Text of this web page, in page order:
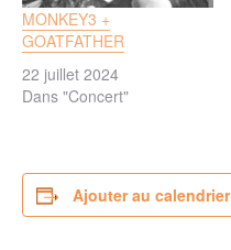
MONKEY3 +
GOATFATHER
22 juillet 2024
Dans "Concert"
Ajouter au calendrier